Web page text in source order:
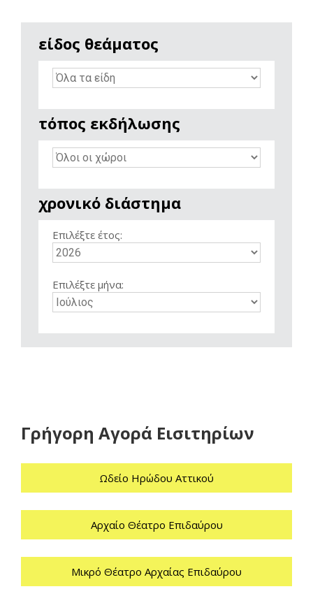
είδος θεάματος
τόπος εκδήλωσης
χρονικό διάστημα
Επιλέξτε έτος:
Επιλέξτε μήνα:
Γρήγορη Αγορά Εισιτηρίων
Ωδείο Ηρώδου Αττικού
Αρχαίο Θέατρο Επιδαύρου
Μικρό Θέατρο Αρχαίας Επιδαύρου